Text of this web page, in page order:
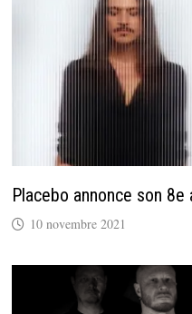
Placebo annonce son
10 novembre 2021